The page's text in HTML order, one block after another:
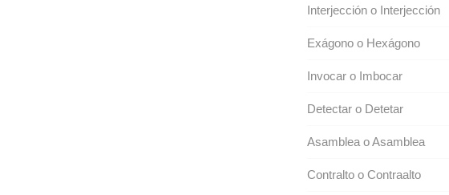
Interjección o Interjección
Exágono o Hexágono
Invocar o Imbocar
Detectar o Detetar
Asamblea o Asamblea
Contralto o Contraalto